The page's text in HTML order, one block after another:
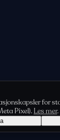
for
Pixel). Les mer.